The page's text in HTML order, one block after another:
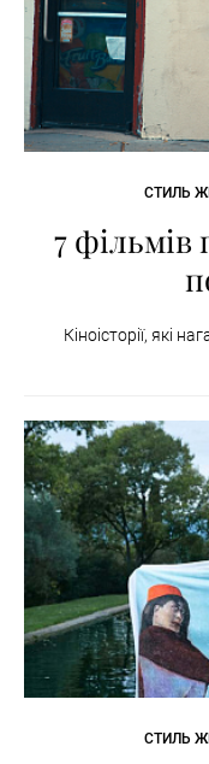
СТИЛЬ
7 фільмів
Кіноісторії, які
СТИЛЬ